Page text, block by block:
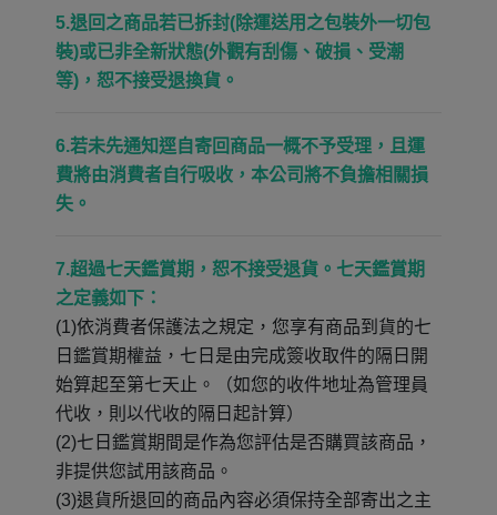
5.退回之商品若已拆封(除運送用之包裝外一切包
裝)或已非全新狀態(外觀有刮傷、破損、受潮
等)，恕不接受退換貨。
6.若未先通知逕自寄回商品一概不予受理，且運
費將由消費者自行吸收，本公司將不負擔相關損
失。
7.超過七天鑑賞期，恕不接受退貨。七天鑑賞期
之定義如下：
(1)依消費者保護法之規定，您享有商品到貨的七
日鑑賞期權益，七日是由完成簽收取件的隔日開
始算起至第七天止。（如您的收件地址為管理員
代收，則以代收的隔日起計算）
(2)七日鑑賞期間是作為您評估是否購買該商品，
非提供您試用該商品。
(3)退貨所退回的商品內容必須保持全部寄出之主